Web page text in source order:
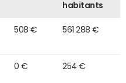
habitants
508 € 561 288 €
0 € 254 €